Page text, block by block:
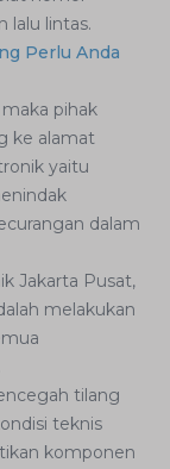
lalu lintas.
Perlu Anda
pihak
ke alamat
yaitu
dalam
Jakarta Pusat,
melakukan
tilang
teknis
komponen